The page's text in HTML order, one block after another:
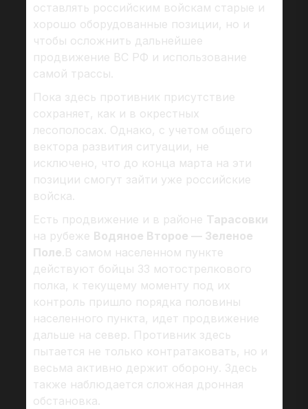
оставлять российским войскам старые и
хорошо оборудованные позиции, но и
чтобы осложнить дальнейшее
продвижение ВС РФ и использование
самой трассы.
Пока здесь противник присутствие
сохраняет, как и в окрестных
лесополосах. Однако, с учетом общего
вектора развития ситуации, не
исключено, что до конца марта на эти
позиции смогут зайти уже российские
войска.
Есть продвижение и в районе Тарасовки
на рубеже Водяное Второе — Зеленое
Поле.В самом населенном пункте
действуют бойцы 33 мотострелкового
полка, к текущему моменту под их
контроль пришло порядка половины
населенного пункта, идет продвижение
дальше на север. Противник здесь
пытается не только контратаковать, но и
весьма активно держит оборону. Здесь
также наблюдается сложная дронная
обстановка.